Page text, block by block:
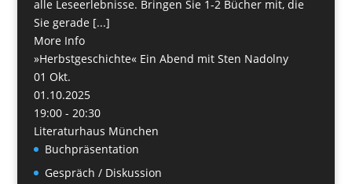
alle Leseerlebnisse. Bringen Sie 1-2 Bücher mit, die
Sie gerade [...]
More Info
»Herbstgeschichte« Ein Abend mit Sten Nadolny
01 Okt.
01.10.2025
19:00 - 20:30
Literaturhaus München
Buchpräsentation
Gespräch / Diskussion